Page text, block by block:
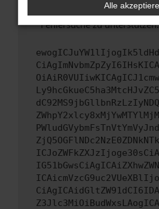
uns diesen Text schicken,
Fehlersuche zu unterstützen:
Alle